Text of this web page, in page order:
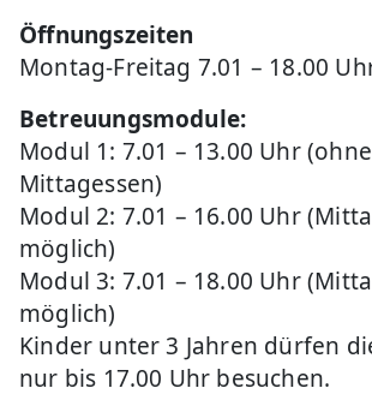
Öffnungszeiten
Montag-Freitag 7.01 – 18.00
Betreuungsmodule:
Modul 1: 7.01 – 13.00 Uhr (ohne
Mittagessen)
Modul 2: 7.01 – 16.00 Uhr
möglich)
Modul 3: 7.01 – 18.00 Uhr
möglich)
Kinder unter 3 Jahren dürfen
nur bis 17.00 Uhr besuchen.